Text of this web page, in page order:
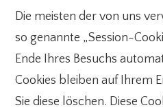
Die meisten der von uns
so genannte „Session-
Ende Ihres Besuchs
Cookies bleiben auf Ihrem
Sie diese löschen. Diese